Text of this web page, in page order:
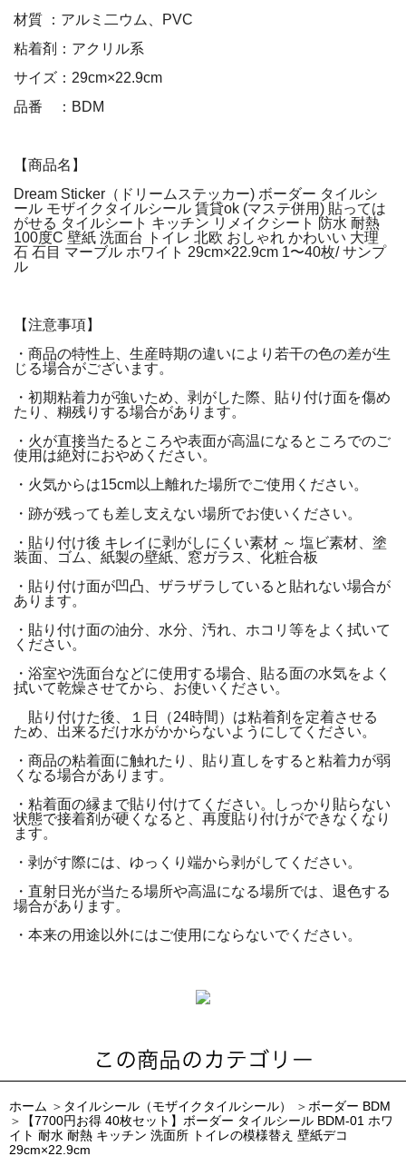
材質 ：アルミ二ウム、PVC
粘着剤：アクリル系
サイズ：29cm×22.9cm
品番 ：BDM
【商品名】
Dream Sticker（ドリームステッカー) ボーダー タイルシ
ール モザイクタイルシール 賃貸ok (マステ併用) 貼っては
がせる タイルシート キッチン リメイクシート 防水 耐熱
100度C 壁紙 洗面台 トイレ 北欧 おしゃれ かわいい 大理
石 石目 マーブル ホワイト 29cm×22.9cm 1〜40枚/ サンプ
ル
【注意事項】
・商品の特性上、生産時期の違いにより若干の色の差が生
じる場合がございます。
・初期粘着力が強いため、剥がした際、貼り付け面を傷め
たり、糊残りする場合があります。
・火が直接当たるところや表面が高温になるところでのご
使用は絶対におやめください。
・火気からは15cm以上離れた場所でご使用ください。
・跡が残っても差し支えない場所でお使いください。
・貼り付け後 キレイに剥がしにくい素材 ～ 塩ビ素材、塗
装面、ゴム、紙製の壁紙、窓ガラス、化粧合板
・貼り付け面が凹凸、ザラザラしていると貼れない場合が
あります。
・貼り付け面の油分、水分、汚れ、ホコリ等をよく拭いて
ください。
・浴室や洗面台などに使用する場合、貼る面の水気をよく
拭いて乾燥させてから、お使いください。
貼り付けた後、１日（24時間）は粘着剤を定着させる
ため、出来るだけ水がかからないようにしてください。
・商品の粘着面に触れたり、貼り直しをすると粘着力が弱
くなる場合があります。
・粘着面の縁まで貼り付けてください。しっかり貼らない
状態で接着剤が硬くなると、再度貼り付けができなくなり
ます。
・剥がす際には、ゆっくり端から剥がしてください。
・直射日光が当たる場所や高温になる場所では、退色する
場合があります。
・本来の用途以外にはご使用にならないでください。
ホーム ＞ タイルシール（モザイクタイルシール） ＞ ボーダー BDM
＞
【7700円お得 40枚セット】ボーダー タイルシール BDM-01 ホワ
イト 耐水 耐熱 キッチン 洗面所 トイレの模様替え 壁紙デコ
29cm×22.9cm